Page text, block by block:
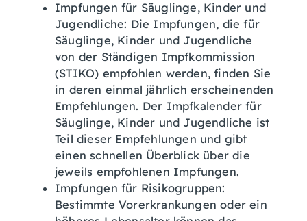
Impfungen für Säuglinge, Kinder und
Jugendliche: Die Impfungen, die für
Säuglinge, Kinder und Jugendliche
von der Ständigen Impfkommission
(STIKO) empfohlen werden, finden Sie
in deren einmal jährlich erscheinenden
Empfehlungen. Der Impfkalender für
Säuglinge, Kinder und Jugendliche ist
Teil dieser Empfehlungen und gibt
einen schnellen Überblick über die
jeweils empfohlenen Impfungen.
Impfungen für Risikogruppen:
Bestimmte Vorerkrankungen oder ein